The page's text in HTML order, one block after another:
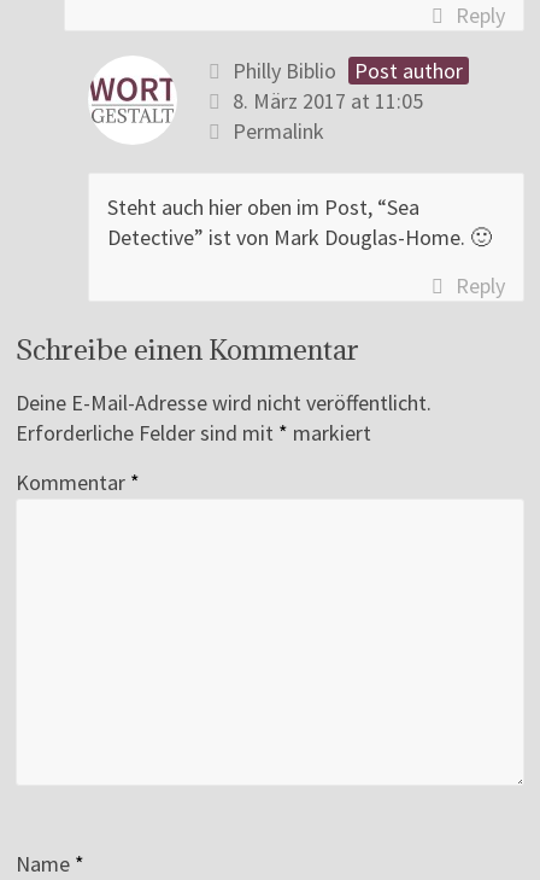
Reply
Philly Biblio
Post author
8. März 2017 at 11:05
Permalink
Steht auch hier oben im Post, “Sea
Detective” ist von Mark Douglas-Home. 🙂
Reply
Schreibe einen Kommentar
Deine E-Mail-Adresse wird nicht veröffentlicht.
Erforderliche Felder sind mit * markiert
Kommentar *
Name *